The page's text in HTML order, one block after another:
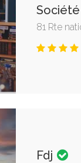
81 Rte
Fdj